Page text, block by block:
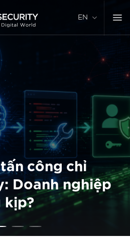
EN
công chỉ
Doanh nghiệp
kịp?